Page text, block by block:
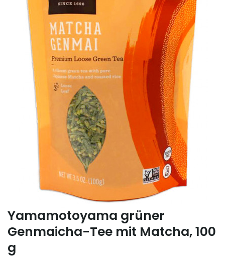
Yamamotoyama grüner
Genmaicha-Tee mit Matcha, 100
g